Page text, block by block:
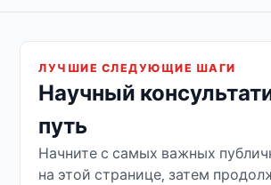
ЛУЧШИЕ СЛЕДУЮЩИЕ ШАГИ
Научный
путь
Начните с самых важных
на этой странице, затем